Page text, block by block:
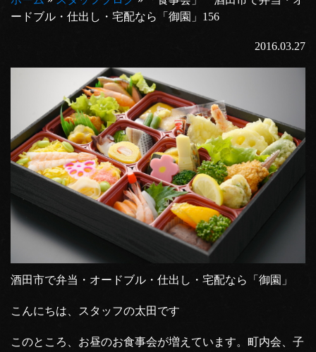
ードブル・仕出し・宅配なら「御園」156
2016.03.27
酒田市で弁当・オードブル・仕出し・宅配なら「御園」
こんにちは、スタッフの太田です
このところ、お昼のお食事会が増えています。町内会、子